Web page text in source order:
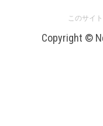
このサイ
Copyright ©